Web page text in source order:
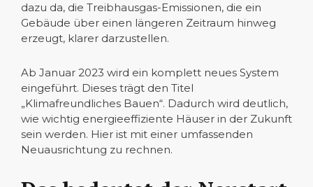
dazu da, die Treibhausgas-Emissionen, die ein
Gebäude über einen längeren Zeitraum hinweg
erzeugt, klarer darzustellen.
Ab Januar 2023 wird ein komplett neues System
eingeführt. Dieses trägt den Titel
„Klimafreundliches Bauen“. Dadurch wird deutlich,
wie wichtig energieeffiziente Häuser in der Zukunft
sein werden. Hier ist mit einer umfassenden
Neuausrichtung zu rechnen.